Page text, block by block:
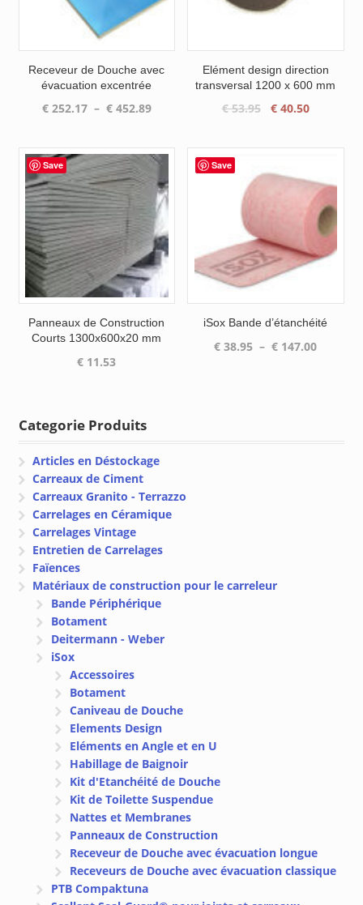
Receveur de Douche avec
évacuation excentrée
€252.17 – €452.89Plage
€ 252.17
€ 452.89
Elément design direction
transversal 1200 x 600 mm
€53.95
Le
€ 53.95.
€ 40.50Le
€ 40.50.
Save
Panneaux de Construction
Courts 1300x600x20 mm
€ 11.53
Save
iSox Bande d’étanchéité
€ 38.95 – € 147.00Plage
Categorie Produits
Articles en Déstockage
Carreaux de Ciment
Carreaux Granito - Terrazzo
Carrelages en Céramique
Carrelages Vintage
Entretien de Carrelages
Faïences
Matériaux de construction pour le carreleur
Bande Périphérique
Botament
Deitermann - Weber
iSox
Accessoires
Botament
Caniveau de Douche
Elements Design
Eléments en Angle et en U
Habillage de Baignoir
Kit d'Etanchéité de Douche
Kit de Toilette Suspendue
Nattes et Membranes
Panneaux de Construction
Receveur de Douche avec évacuation longue
Receveurs de Douche avec évacuation classique
PTB Compaktuna